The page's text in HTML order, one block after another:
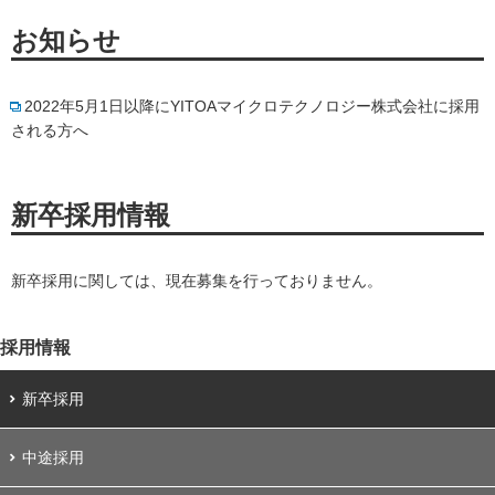
お知らせ
2022年5月1日以降にYITOAマイクロテクノロジー株式会社に採用
される方へ
新卒採用情報
新卒採用に関しては、現在募集を行っておりません。
採用情報
新卒採用
中途採用